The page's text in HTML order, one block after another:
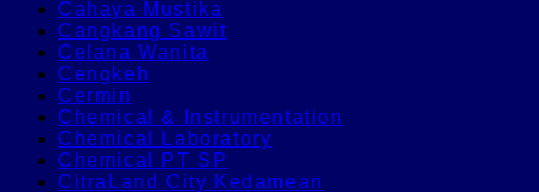
Cahaya Mustika
Cangkang Sawit
Celana Wanita
Cengkeh
Cermin
Chemical & Instrumentation
Chemical Laboratory
Chemical PT SP
CitraLand City Kedamean